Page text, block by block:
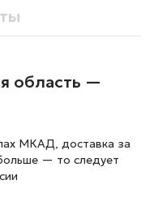
область —
МКАД, доставка за
— то следует